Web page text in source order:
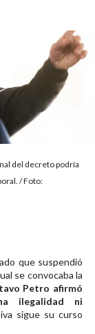
del decreto podría
/ Foto:
que suspendió
se convocaba la
Petro afirmó
ilegalidad ni
sigue su curso